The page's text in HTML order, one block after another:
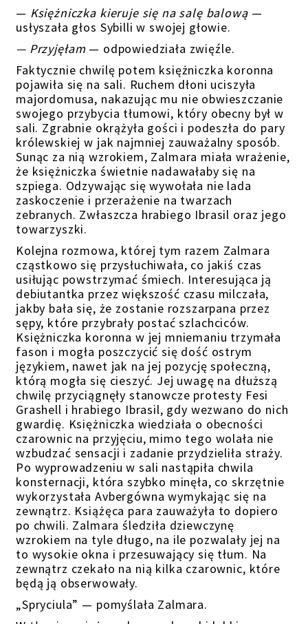
— Księżniczka kieruje się na salę balową—
usłyszała głos Sybilli w swojej głowie.
— Przyjęłam — odpowiedziała zwięźle.
Faktycznie chwilę potem księżniczka koronna
pojawiła się na sali. Ruchem dłoni uciszyła
majordomusa, nakazując mu nie obwieszczanie
swojego przybycia tłumowi, który obecny był w
sali. Zgrabnie okrążyła gości i podeszła do pary
królewskiej w jak najmniej zauważalny sposób.
Sunąc za nią wzrokiem, Zalmara miała wrażenie,
że księżniczka świetnie nadawałaby się na
szpiega. Odzywając się wywołała nie lada
zaskoczenie i przerażenie na twarzach
zebranych. Zwłaszcza hrabiego Ibrasil oraz jego
towarzyszki.
Kolejna rozmowa, której tym razem Zalmara
cząstkowo się przysłuchiwała, co jakiś czas
usiłując powstrzymać śmiech. Interesująca ją
debiutantka przez większość czasu milczała,
jakby bała się, że zostanie rozszarpana przez
sępy, które przybrały postać szlachciców.
Księżniczka koronna w jej mniemaniu trzymała
fason i mogła poszczycić się dość ostrym
językiem, nawet jak na jej pozycję społeczną,
którą mogła się cieszyć. Jej uwagę na dłuższą
chwilę przyciągnęły stanowcze protesty Fesi
Grashell i hrabiego Ibrasil, gdy wezwano do nich
gwardię. Księżniczka wiedziała o obecności
czarownic na przyjęciu, mimo tego wolała nie
wzbudzać sensacji i zadanie przydzieliła straży.
Po wyprowadzeniu w sali nastąpiła chwila
konsternacji, która szybko minęła, co skrzętnie
wykorzystała Avbergówna wymykając się na
zewnątrz. Książęca para zauważyła to dopiero
po chwili. Zalmara śledziła dziewczynę
wzrokiem na tyle długo, na ile pozwalały jej na
to wysokie okna i przesuwający się tłum. Na
zewnątrz czekało na nią kilka czarownic, które
będą ją obserwowały.
„Spryciula” — pomyślała Zalmara.